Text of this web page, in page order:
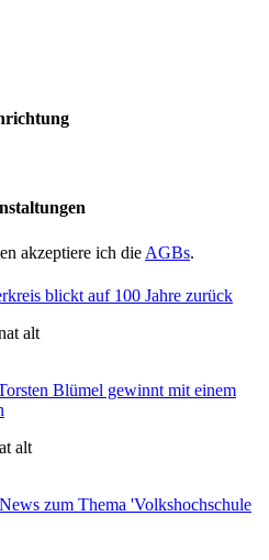
akzeptiere ich die AGBs.
blickt auf 100 Jahre zurück
alt
Blümel gewinnt mit einem
alt
zum Thema 'Volkshochschule